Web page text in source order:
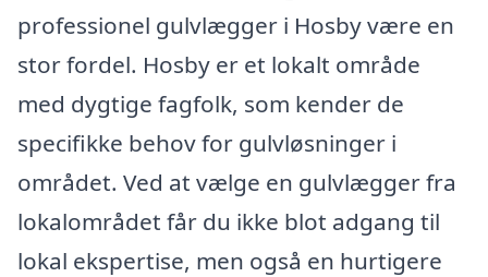
professionel gulvlægger i Hosby være en
stor fordel. Hosby er et lokalt område
med dygtige fagfolk, som kender de
specifikke behov for gulvløsninger i
området. Ved at vælge en gulvlægger fra
lokalområdet får du ikke blot adgang til
lokal ekspertise, men også en hurtigere